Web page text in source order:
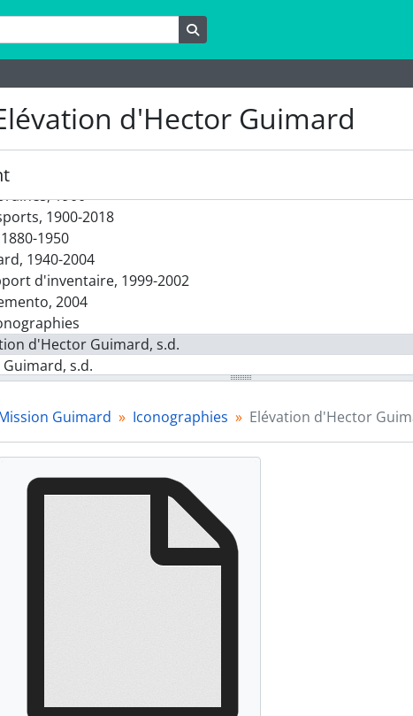
Rechercher
d'Hector Guimard
1900
1900-2018
1950
1940-2004
d'inventaire, 1999-2002
2004
d'Hector Guimard, s.d.
Guimard, s.d.
postales, 2002
1852-1999
Guimard Iconographies Elévation d'Hector